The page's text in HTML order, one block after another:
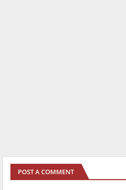
POST A COMMENT